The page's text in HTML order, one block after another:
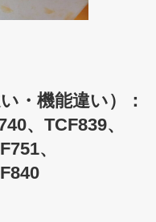
・機能違い）：
、TCF839、
、